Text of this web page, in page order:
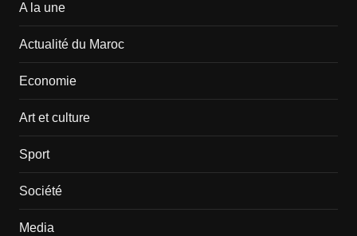
A la une
Actualité du Maroc
Economie
Art et culture
Sport
Société
Media